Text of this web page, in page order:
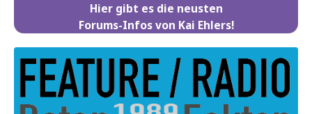
Hier gibt es die neusten
Forums-Infos von Kai Ehlers!